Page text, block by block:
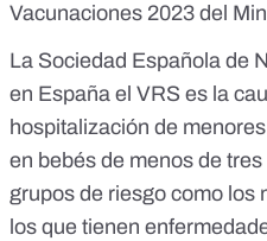
Vacunaciones 2023 del
La Sociedad Española de
en España el VRS es la
hospitalización de
en bebés de menos de
grupos de riesgo como los
los que tienen